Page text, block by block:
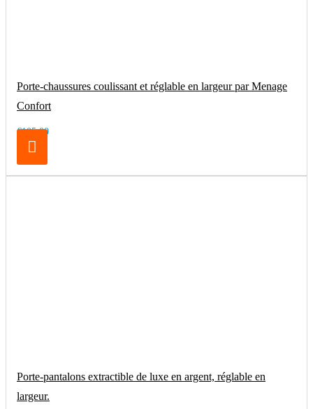
Porte-chaussures coulissant et réglable en largeur par Menage
Confort
€105.00
Porte-pantalons extractible de luxe en argent, réglable en
largeur.